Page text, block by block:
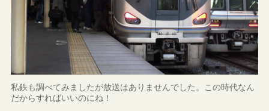
私鉄も調べてみましたが放送はありませんでした。この時代なん
だからすればいいのにね！